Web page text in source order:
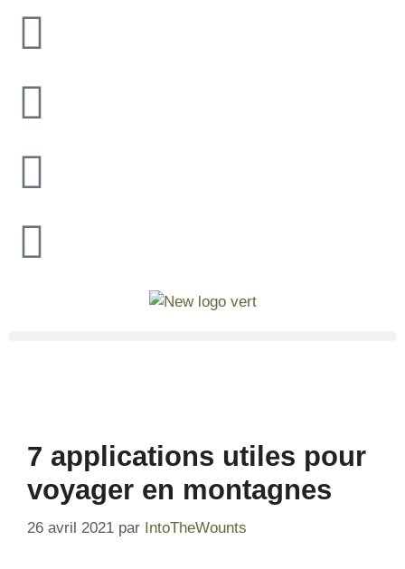
7 applications utiles pour
voyager en montagnes
26 avril 2021 par IntoTheWounts